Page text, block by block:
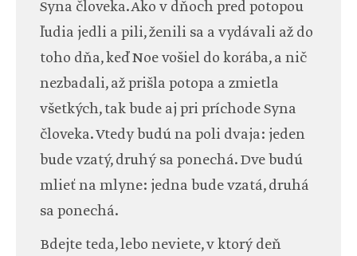
Syna človeka. Ako v dňoch pred potopou
ľudia jedli a pili, ženili sa a vydávali až do
toho dňa, keď Noe vošiel do korába, a nič
nezbadali, až prišla potopa a zmietla
všetkých, tak bude aj pri príchode Syna
človeka. Vtedy budú na poli dvaja: jeden
bude vzatý, druhý sa ponechá. Dve budú
mlieť na mlyne: jedna bude vzatá, druhá
sa ponechá.
Bdejte teda, lebo neviete, v ktorý deň